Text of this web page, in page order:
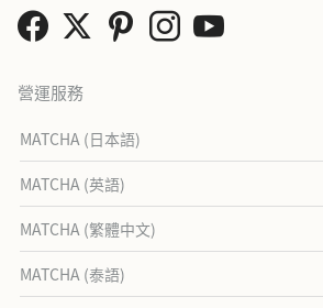
營運服務
MATCHA (日本語)
MATCHA (英語)
MATCHA (繁體中文)
MATCHA (泰語)